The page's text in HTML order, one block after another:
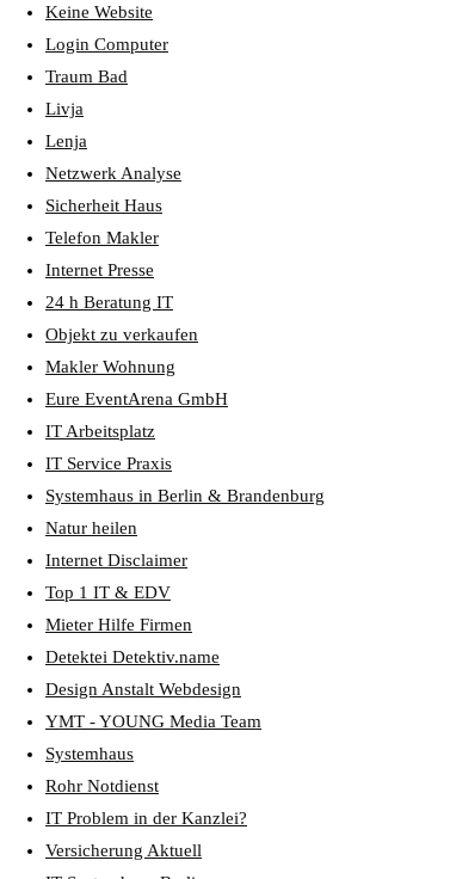
Keine Website
Login Computer
Traum Bad
Livja
Lenja
Netzwerk Analyse
Sicherheit Haus
Telefon Makler
Internet Presse
24 h Beratung IT
Objekt zu verkaufen
Makler Wohnung
Eure EventArena GmbH
IT Arbeitsplatz
IT Service Praxis
Systemhaus in Berlin & Brandenburg
Natur heilen
Internet Disclaimer
Top 1 IT & EDV
Mieter Hilfe Firmen
Detektei Detektiv.name
Design Anstalt Webdesign
YMT - YOUNG Media Team
Systemhaus
Rohr Notdienst
IT Problem in der Kanzlei?
Versicherung Aktuell